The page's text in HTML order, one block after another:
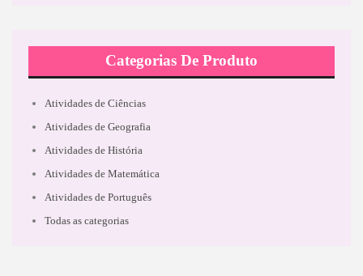
Categorias De Produto
Atividades de Ciências
Atividades de Geografia
Atividades de História
Atividades de Matemática
Atividades de Português
Todas as categorias